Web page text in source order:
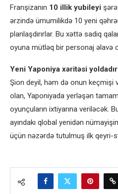
Franşizanın 10 illik yubileyi
ərzində ümumilikdə 10 yeni
planlaşdırırlar. Bu xəttə sadiq
oyuna mütləq bir personaj əlavə
Yeni Yaponiya xəritəsi yoldadır
Şion deyil, həm də onun keçmişi
olan, Yaponiyada yerləşən
oyunçuların ixtiyarına veriləcək.
ayındakı qlobal yenidən
üçün nəzərdə tutulmuş ilk qeyri-